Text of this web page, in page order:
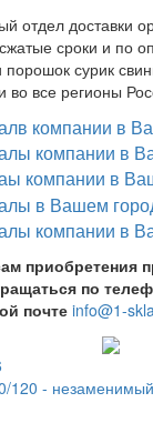
отдел доставки
сроки и по
порошок сурик
во все регионы
приобретения
по
почте info@1-
- незаменимый